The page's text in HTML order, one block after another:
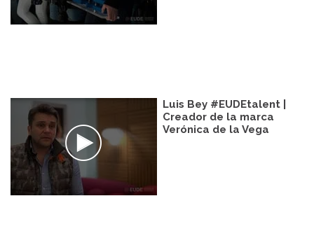
Luis Bey #EUDEtalent |
Creador de la marca
Verónica de la Vega